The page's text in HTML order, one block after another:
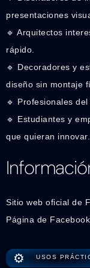
presentaciones
🔹 Arquitectos
rápido.
🔹 Decoradores y
diseño sin montaje
🔹 Profesionales
🔹 Estudiantes y
que quieran innovar.
Sitio web oficial de
Página de
⚙️ USOS